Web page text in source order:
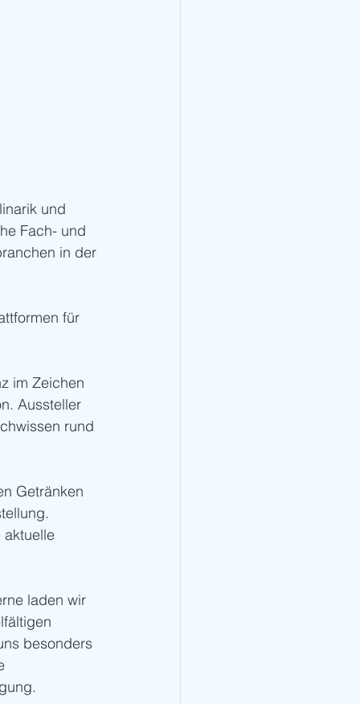
und
Fach- und
in der
für
im Zeichen
Aussteller
rund
Getränken
aktuelle
laden wir
besonders